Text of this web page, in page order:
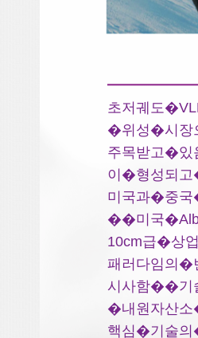
초저궤도
�위성�시장
주목받고�
이�형성되
미국과�중
��미국
10cm급�상
패러다임의�
시사함��기
�내원자산
핵심�기술